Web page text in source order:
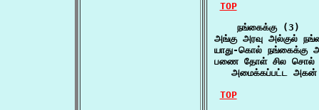
TOP
    நங்கைக்கு (3)
அங்கு அரவு அல்குல்
யாது-கொல் நங்கைக்கு
பணை தோள் சில சொல்
அமைக்கப்பட்ட அகன்
TOP